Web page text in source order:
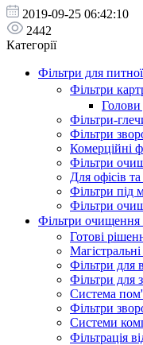
2019-09-25 06:42:10
2442
Категорії
Фільтри для
Фільтри
Голови
Фільтри-
Фільтри
Комерційні
Фільтри
Для офісів
Фільтри під
Фільтри
Фільтри очищення
Готові
Фільтри для
Фільтри для
Система
Фільтри
Системи
Фільтрація